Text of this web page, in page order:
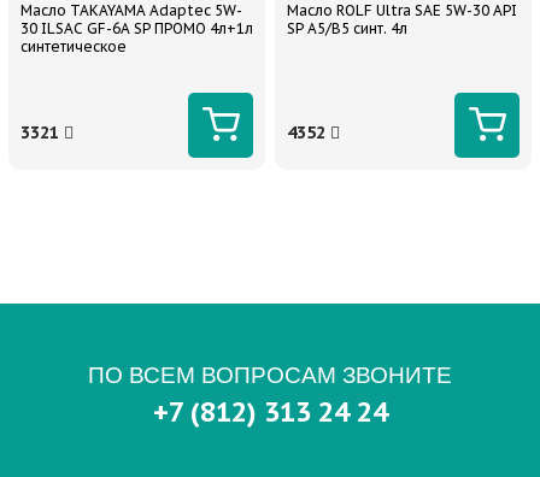
Масло TAKAYAMA Adaptec 5W-
30 ILSAC GF-6A SP ПРОМО 4л+1л
синтетическое
3321
Масло ROLF Ultra SAE 5W-30 API
SP A5/B5 синт. 4л
4352
ПО ВСЕМ ВОПРОСАМ ЗВОНИТЕ
+7 (812) 313 24 24